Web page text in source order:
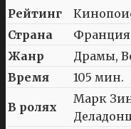
Рейтинг
Страна
Жанр
Драмы,
Время
105 мин.
В ролях
Марк